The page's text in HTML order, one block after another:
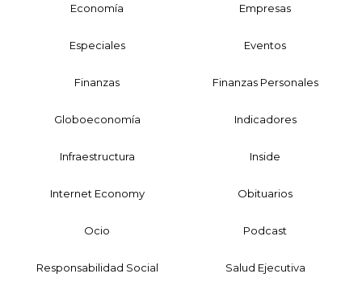
Economía Empresas
Especiales Eventos
Finanzas Finanzas Personales
Globoeconomía Indicadores
Infraestructura Inside
Internet Economy Obituarios
Ocio Podcast
Responsabilidad Social Salud Ejecutiva